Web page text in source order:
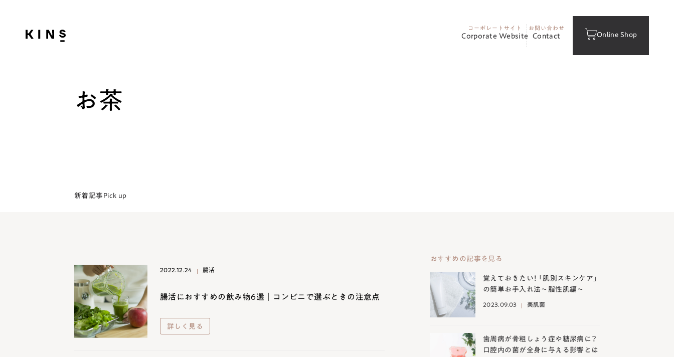
コーポレートサイト
Corporate Website
お問い合わせ
Contact Online Shop
お茶
新着記事Pick up
2022.12.24 腸活
腸活におすすめの飲み物6選｜コンビニで選ぶときの注意点
詳しく見る
おすすめの記事を見る
覚えておきたい！ 「肌別スキンケア」
の簡単お手入れ法～脂性肌編～
2023.09.03 美肌菌
歯周病が骨粗しょう症や糖尿病に？
口腔内の菌が全身に与える影響とは